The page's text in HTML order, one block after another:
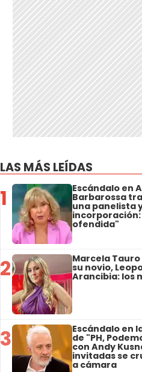
LAS MÁS LEÍDAS
1 Escándalo en
Barbarossa
una panelista
incorporación:
ofendida"
2 Marcela
su novio,
Arancibia: los
3 Escándalo en
de "PH,
con Andy
invitadas se
a cámara